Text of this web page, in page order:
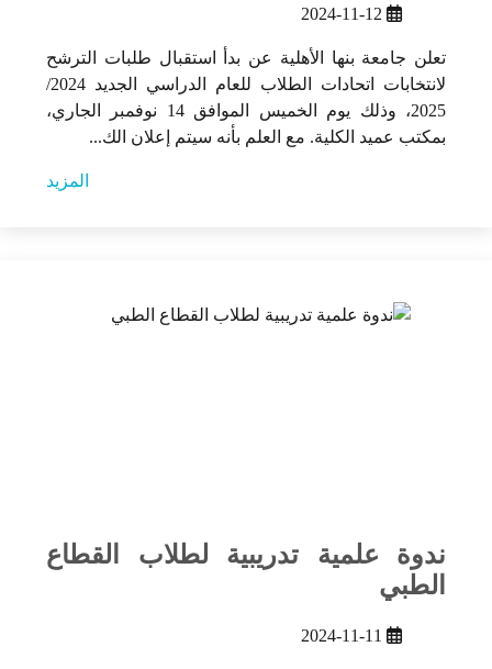
2024-11-12
تعلن جامعة بنها الأهلية عن بدأ استقبال طلبات الترشح
لانتخابات اتحادات الطلاب للعام الدراسي الجديد 2024/
2025، وذلك يوم الخميس الموافق 14 نوفمبر الجاري،
بمكتب عميد الكلية. مع العلم بأنه سيتم إعلان الك...
المزيد
ندوة علمية تدريبية لطلاب القطاع
الطبي
2024-11-11